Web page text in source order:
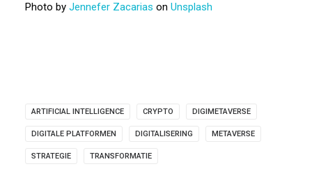
Photo by Jennefer Zacarias on Unsplash
ARTIFICIAL INTELLIGENCE CRYPTO DIGIMETAVERSE
DIGITALE PLATFORMEN DIGITALISERING METAVERSE
STRATEGIE TRANSFORMATIE